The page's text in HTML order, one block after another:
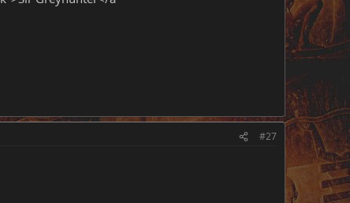
einem Baum, dass sie mit quietschender
beschrieben – um die 60 cm – und mit
#27